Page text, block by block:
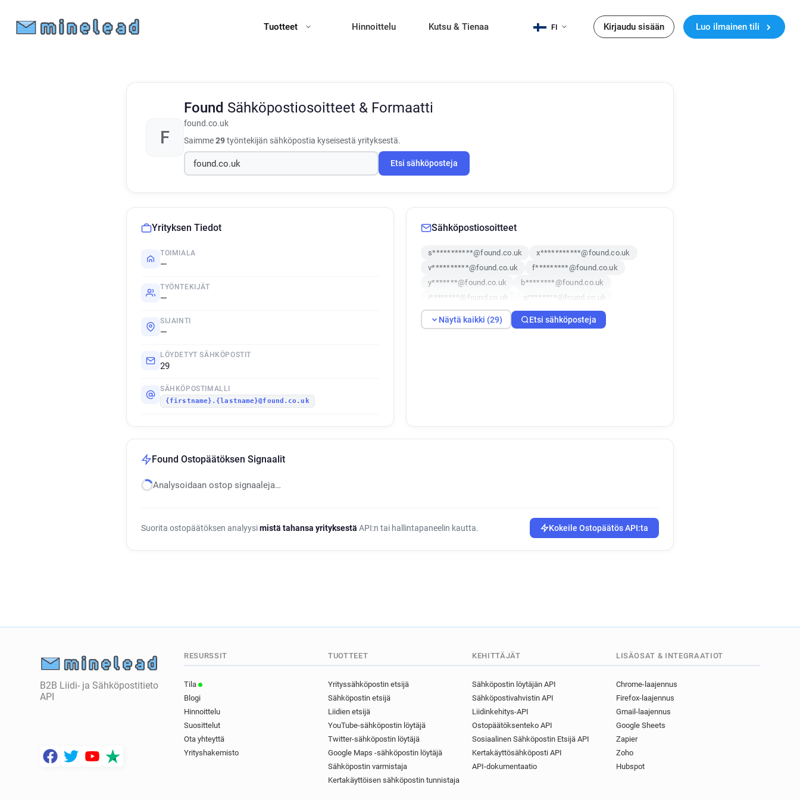
Tuotteet Hinnoittelu Kutsu & Tienaa FI Kirjaudu sisään Luo ilmainen tili
F
Found Sähköpostiosoitteet & Formaatti
found.co.uk
Saimme29työntekijän sähköpostia kyseisestä yrityksestä.
Etsi sähköposteja
Yrityksen Tiedot
TOIMIALA
—
TYÖNTEKIJÄT
—
SIJAINTI
—
LÖYDETYT SÄHKÖPOSTIT
29
SÄHKÖPOSTIMALLI
{firstname}.{lastname}@found.co.uk
Sähköpostiosoitteet
s***********@found.co.uk
x***********@found.co.uk
v**********@found.co.uk
f*********@found.co.uk
y*******@found.co.uk
b********@found.co.uk
i********@found.co.uk
q********@found.co.uk
p***********@found.co.uk
v*******@found.co.uk
v*********@found.co.uk
a*****@found.co.uk
Näytä kaikki (29) Etsi sähköposteja
Found Ostopäätöksen Signaalit
Analysoidaan ostop signaaleja…
Suorita ostopäätöksen analyysimistä tahansa yrityksestä API:n tai hallintapaneelin kautta. Kokeile Ostopäätös API:ta
B2B Liidi- ja Sähköpostitieto
API
RESURSSIT
Tila
Blogi
Hinnoittelu
Suosittelut
Ota yhteyttä
Yrityshakemisto
TUOTTEET
Yrityssähköpostin etsijä
Sähköpostin etsijä
Liidien etsijä
YouTube-sähköpostin löytäjä
Twitter-sähköpostin löytäjä
Google Maps -sähköpostin löytäjä
Sähköpostin varmistaja
Kertakäyttöisen sähköpostin tunnistaja
KEHITTÄJÄT
Sähköpostin löytäjän API
Sähköpostivahvistin API
Liidinkehitys-API
Ostopäätöksenteko API
Sosiaalinen Sähköpostin Etsijä API
Kertakäyttösähköposti API
API-dokumentaatio
LISÄOSAT & INTEGRAATIOT
Chrome-laajennus
Firefox-laajennus
Gmail-laajennus
Google Sheets
Zapier
Zoho
Hubspot